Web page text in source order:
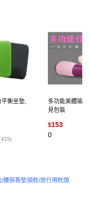
衡坐墊,
419)
多功能美體瑜
見包裝
$153
0
/腰部靠墊頸枕/旅行用枕頭